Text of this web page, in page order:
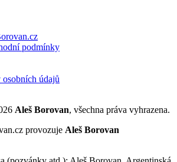
podmínky
osobních údajů
Aleš Borovan, všechna práva vyhrazena.
provozuje Aleš Borovan